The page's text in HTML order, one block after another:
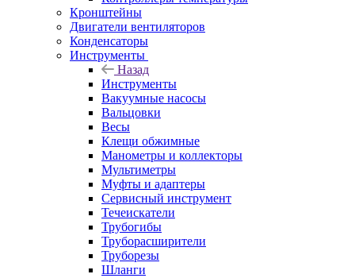
Кронштейны
Двигатели вентиляторов
Конденсаторы
Инструменты
Назад
Инструменты
Вакуумные насосы
Вальцовки
Весы
Клещи обжимные
Манометры и коллекторы
Мультиметры
Муфты и адаптеры
Сервисный инструмент
Течеискатели
Трубогибы
Труборасширители
Труборезы
Шланги